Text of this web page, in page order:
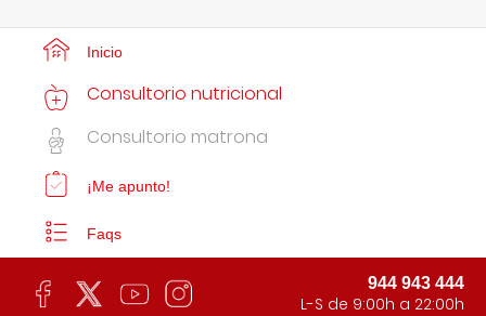
Inicio
Consultorio nutricional
Consultorio matrona
¡Me apunto!
Faqs
944 943 444
L-S de 9:00h a 22:00h